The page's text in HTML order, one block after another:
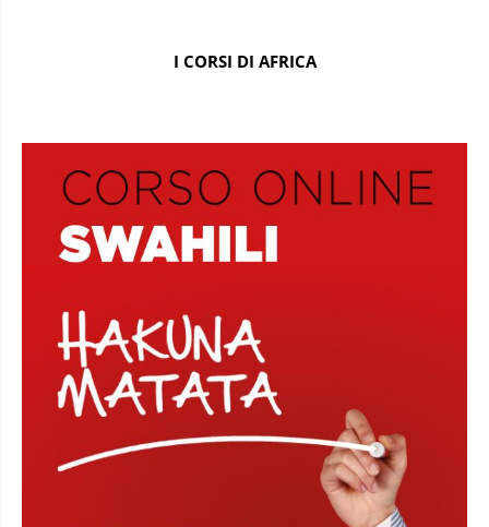
I CORSI DI AFRICA